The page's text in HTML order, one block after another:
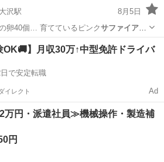
沢駅
8月5日
卵40個… 育てているピンクサファイアメ
駅 その他
OK🚚】月収30万↑中型免許ドライバ
で安定転職
イレクト Ad
円・派遣社員≫機械操作・製造補
円